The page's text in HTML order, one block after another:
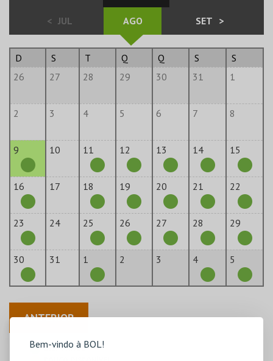
Bem-vindo à BOL!
< JUL AGO SET >
D S T Q Q S
S
26
27 28 29 30 31 1
2 3 4 5 6 7 8
9 10 11 12 13 14 15
16 17 18 19 20 21 22
23 24 25 26 27 28 29
30 31 1 2 3 4 5
ANTERIOR
DISPONÍVEL